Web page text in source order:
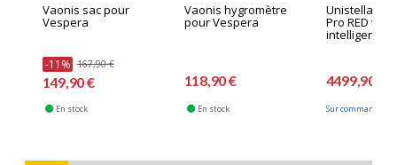
Vaonis sac pour
Vespera
-11% 167,90 €
149,90 €
En stock
Vaonis hygromètre
pour Vespera
118,90 €
En stock
Unistellar
Pro RED
intelligent
4499,90 €
Sur commande